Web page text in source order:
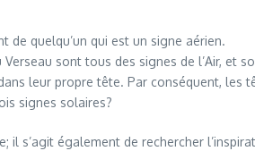
de quelqu’un qui est un signe aérien.
sont tous des signes de l’Air, et
leur propre tête. Par conséquent, les
signes solaires?
il s’agit également de rechercher